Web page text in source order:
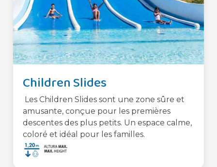
Children Slides
Les Children Slides sont une zone sûre et
amusante, conçue pour les premières
descentes des plus petits. Un espace calme,
coloré et idéal pour les familles.